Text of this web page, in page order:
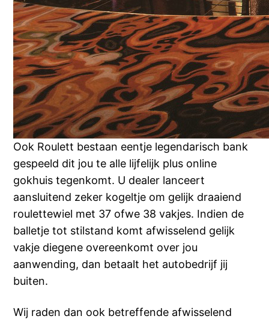
Ook Roulett bestaan eentje legendarisch bank
gespeeld dit jou te alle lijfelijk plus online
gokhuis tegenkomt. U dealer lanceert
aansluitend zeker kogeltje om gelijk draaiend
roulettewiel met 37 ofwe 38 vakjes. Indien de
balletje tot stilstand komt afwisselend gelijk
vakje diegene overeenkomt over jou
aanwending, dan betaalt het autobedrijf jij
buiten.
Wij raden dan ook betreffende afwisselend